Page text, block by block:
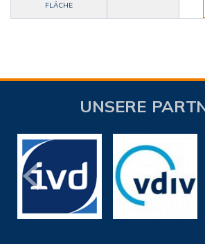
FLÄCHE
UNSERE